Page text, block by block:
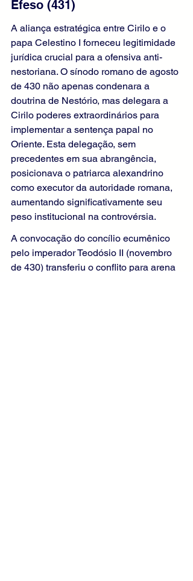
Éfeso (431)
A aliança estratégica entre Cirilo e o
papa Celestino I forneceu legitimidade
jurídica crucial para a ofensiva anti-
nestoriana. O sínodo romano de agosto
de 430 não apenas condenara a
doutrina de Nestório, mas delegara a
Cirilo poderes extraordinários para
implementar a sentença papal no
Oriente. Esta delegação, sem
precedentes em sua abrangência,
posicionava o patriarca alexandrino
como executor da autoridade romana,
aumentando significativamente seu
peso institucional na controvérsia.
A convocação do concílio ecumênico
pelo imperador Teodósio II (novembro
de 430) transferiu o conflito para arena